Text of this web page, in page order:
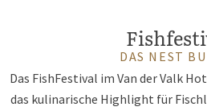
DAS NEST
Das FishFestival im Van der Valk
das kulinarische Highlight für